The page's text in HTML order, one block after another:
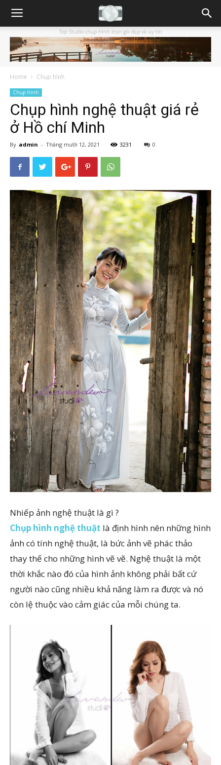
Top Studio chụp hình trọn gói đẹp và uy tín
Home Chụp hình
Chụp hình
Chụp hình nghệ thuật giá rẻ
ở Hồ chí Minh
By admin - Tháng mười 12, 2021 3231 0
Nhiếp ảnh nghệ thuật là gì ?
Chụp hình nghệ thuật là định hình nên những hình
ảnh có tính nghệ thuật, là bức ảnh vẽ phác thảo
thay thế cho những hình vẽ vẽ. Nghệ thuật là một
thời khắc nào đó của hình ảnh không phải bất cứ
người nào cũng nhiều khả năng làm ra được và nó
còn lệ thuộc vào cảm giác của mỗi chúng ta.